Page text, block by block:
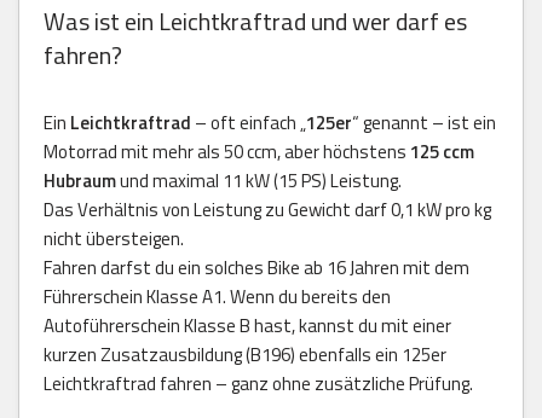
Was ist ein Leichtkraftrad und wer darf es
fahren?
Ein Leichtkraftrad – oft einfach „125er“ genannt – ist ein
Motorrad mit mehr als 50 ccm, aber höchstens 125 ccm
Hubraumund maximal 11 kW (15 PS) Leistung.
Das Verhältnis von Leistung zu Gewicht darf 0,1 kW pro kg
nicht übersteigen.
Fahren darfst du ein solches Bike ab 16 Jahren mit dem
Führerschein Klasse A1. Wenn du bereits den
Autoführerschein Klasse B hast, kannst du mit einer
kurzen Zusatzausbildung (B196) ebenfalls ein 125er
Leichtkraftrad fahren – ganz ohne zusätzliche Prüfung.